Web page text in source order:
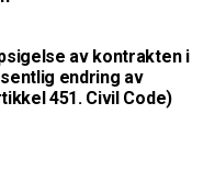
av kontrakten i
endring av
451. Civil Code)